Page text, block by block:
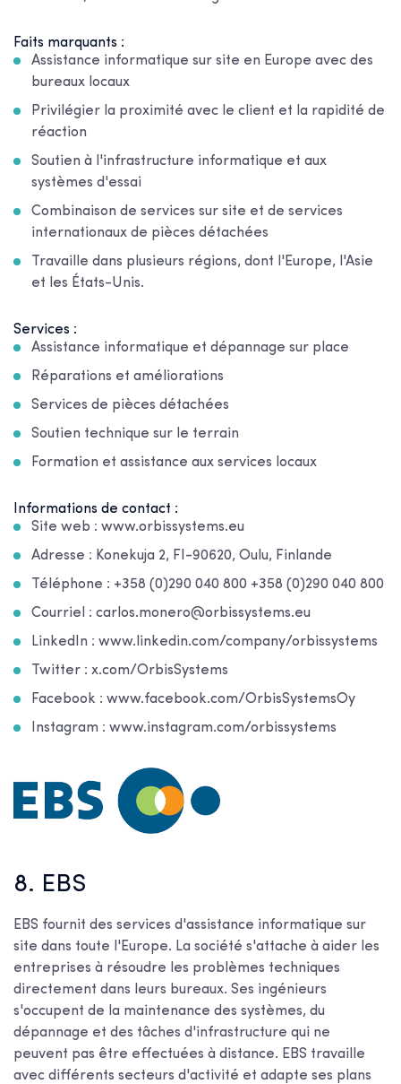
Faits marquants :
Assistance informatique sur site en Europe avec des
bureaux locaux
Privilégier la proximité avec le client et la rapidité de
réaction
Soutien à l'infrastructure informatique et aux
systèmes d'essai
Combinaison de services sur site et de services
internationaux de pièces détachées
Travaille dans plusieurs régions, dont l'Europe, l'Asie
et les États-Unis.
Services :
Assistance informatique et dépannage sur place
Réparations et améliorations
Services de pièces détachées
Soutien technique sur le terrain
Formation et assistance aux services locaux
Informations de contact :
Site web : www.orbissystems.eu
Adresse : Konekuja 2, FI-90620, Oulu, Finlande
Téléphone : +358 (0)290 040 800 +358 (0)290 040 800
Courriel : carlos.monero@orbissystems.eu
LinkedIn : www.linkedin.com/company/orbissystems
Twitter : x.com/OrbisSystems
Facebook : www.facebook.com/OrbisSystemsOy
Instagram : www.instagram.com/orbissystems
8. EBS
EBS fournit des services d'assistance informatique sur
site dans toute l'Europe. La société s'attache à aider les
entreprises à résoudre les problèmes techniques
directement dans leurs bureaux. Ses ingénieurs
s'occupent de la maintenance des systèmes, du
dépannage et des tâches d'infrastructure qui ne
peuvent pas être effectuées à distance. EBS travaille
avec différents secteurs d'activité et adapte ses plans